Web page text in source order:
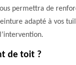
permettra de
adapté à vos
de toit ?